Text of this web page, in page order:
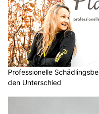
Professionelle
den Unterschied